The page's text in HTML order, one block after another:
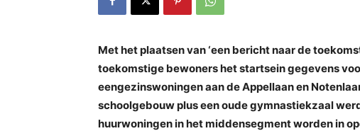
Met het plaatsen van ‘een bericht naar de
toekomstige bewoners het startsein gegevens
eengezinswoningen aan de Appellaan en
schoolgebouw plus een oude gymnastiekzaal
huurwoningen in het middensegment worden in